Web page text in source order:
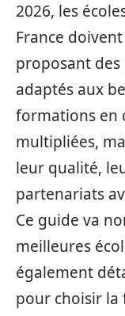
2026, les
France
proposant
adaptés aux
formations en
multipliées,
leur qualité,
partenariats
Ce guide va
meilleures
également
pour choisir